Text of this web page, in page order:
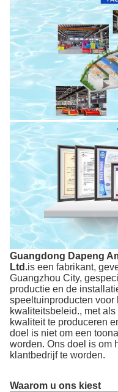
Guangdong Dapeng
Ltd.is een fabrikant,
Guangzhou City,
productie en de
speeltuinproducten
kwaliteitsbeleid., met
kwaliteit te produceren
doel is niet om een
worden. Ons doel is om
klantbedrijf te worden.
Waarom u ons kiest